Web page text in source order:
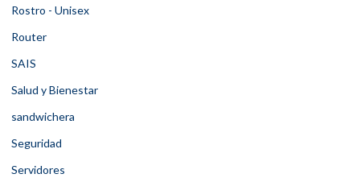
Rostro - Unisex
Router
SAIS
Salud y Bienestar
sandwichera
Seguridad
Servidores